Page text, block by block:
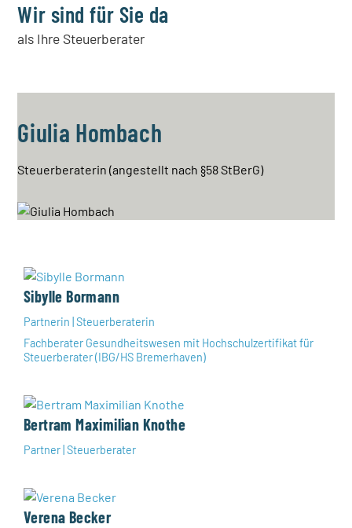
Wir sind für Sie da
als Ihre Steuerberater
Giulia Hombach
Steuerberaterin (angestellt nach §58 StBerG)
Sibylle Bormann
Partnerin | Steuerberaterin
Fachberater Gesundheitswesen mit Hochschulzertifikat für
Steuerberater (IBG/HS Bremerhaven)
Bertram Maximilian Knothe
Partner | Steuerberater
Verena Becker